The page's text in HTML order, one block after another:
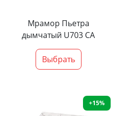
Мрамор Пьетра
дымчатый U703 CA
Выбрать
+15%